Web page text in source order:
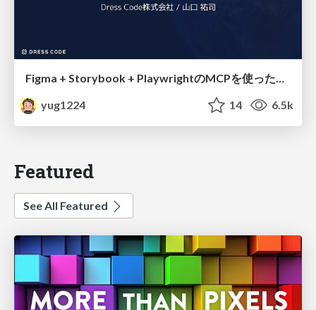
Figma + Storybook + PlaywrightのMCPを使ったフロントエンド開発
yug1224
14 6.5k
Featured
See All Featured